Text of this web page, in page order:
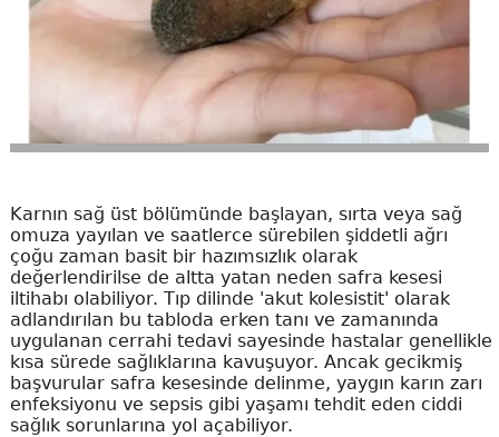
Karnın sağ üst bölümünde başlayan, sırta veya sağ
omuza yayılan ve saatlerce sürebilen şiddetli ağrı
çoğu zaman basit bir hazımsızlık olarak
değerlendirilse de altta yatan neden safra kesesi
iltihabı olabiliyor. Tıp dilinde 'akut kolesistit' olarak
adlandırılan bu tabloda erken tanı ve zamanında
uygulanan cerrahi tedavi sayesinde hastalar genellikle
kısa sürede sağlıklarına kavuşuyor. Ancak gecikmiş
başvurular safra kesesinde delinme, yaygın karın zarı
enfeksiyonu ve sepsis gibi yaşamı tehdit eden ciddi
sağlık sorunlarına yol açabiliyor.